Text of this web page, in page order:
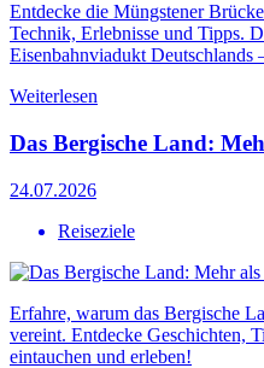
Entdecke die Müngstener
Technik, Erlebnisse und Tipps.
Eisenbahnviadukt Deutschlands
Weiterlesen
Das Bergische Land:
24.07.2026
Reiseziele
Erfahre, warum das Bergische
vereint. Entdecke Geschichten,
eintauchen und erleben!